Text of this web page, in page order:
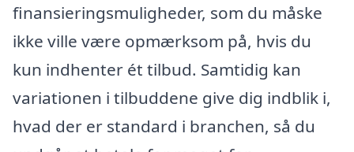
finansieringsmuligheder, som du måske
ikke ville være opmærksom på, hvis du
kun indhenter ét tilbud. Samtidig kan
variationen i tilbuddene give dig indblik i,
hvad der er standard i branchen, så du